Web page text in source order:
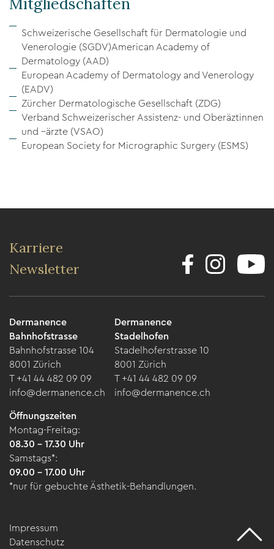
Schweizerische Gesellschaft für Dermatologie und
Venerologie (SGDV)American Academy of
Dermatology (AAD)
European Academy of Dermatology and Venerology
(EADV)
Zürcher Dermatologische Gesellschaft (ZDG)
Verband Schweizerischer Assistenz- und Oberäztinnen
und –ärzte (VSAO)
European Society for Micrographic Surgery (ESMS)
Karriere
Newsletter
Dermanence
Bahnhofstrasse
Bahnhofstrasse 104
8001 Zürich
T +41 44 482 09 09
info@dermanence.ch
Dermanence
Stadelhofen
Stadelhoferstrasse 10
8001 Zürich
T +41 44 482 09 09
info@dermanence.ch
Öffnungszeiten
Montag-Freitag:
08.30 – 17.30 Uhr
Samstags*:
09.00 – 17.00 Uhr
*nur für gebuchte Ästhetik-Behandlungen.
Impressum
Datenschutz